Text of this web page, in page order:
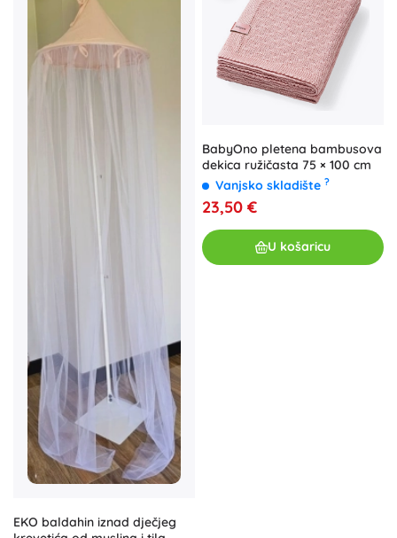
EKO baldahin iznad dječjeg
BabyOno pletena bambusova
dekica ružičasta 75 × 100 cm
Vanjsko skladište ?
23,50 €
U košaricu